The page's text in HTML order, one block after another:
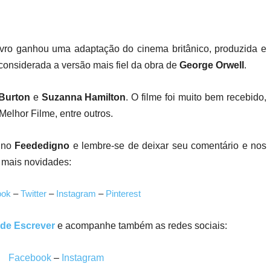
ganhou uma adaptação do cinema britânico, produzida e
a versão mais fiel da obra de George Orwell .
e Suzanna Hamilton. O filme foi muito bem recebido,
Filme, entre outros.
Feededigno e lembre-se de deixar seu comentário e nos
novidades:
–Twitter – Instagram – Pinterest
Escrever e acompanhe também as redes sociais:
Facebook – Instagram